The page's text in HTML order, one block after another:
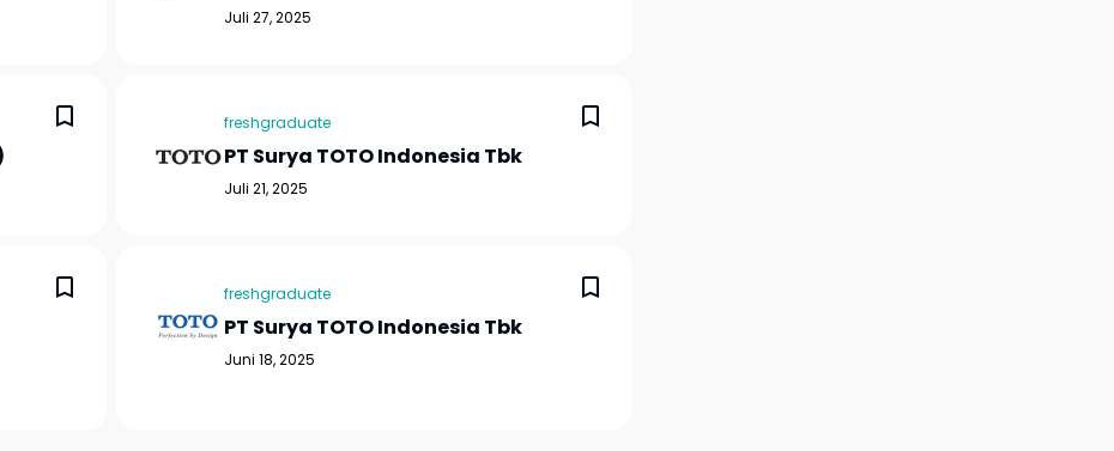
Juli 27, 2025
freshgraduate
PT Surya TOTO Indonesia Tbk
Juli 21, 2025
freshgraduate
PT Surya TOTO Indonesia Tbk
Juni 18, 2025